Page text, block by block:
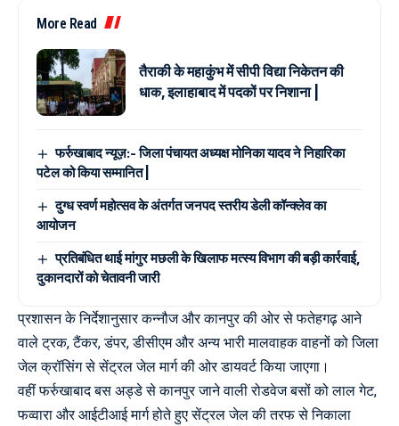
More Read
तैराकी के महाकुंभ में सीपी विद्या निकेतन की
धाक, इलाहाबाद में पदकों पर निशाना |
फर्रुखाबाद न्यूज़:- जिला पंचायत अध्यक्ष मोनिका यादव ने निहारिका
पटेल को किया सम्मानित |
दुग्ध स्वर्ण महोत्सव के अंतर्गत जनपद स्तरीय डेली कॉन्क्लेव का
आयोजन
प्रतिबंधित थाई मांगुर मछली के खिलाफ मत्स्य विभाग की बड़ी कार्रवाई,
दुकानदारों को चेतावनी जारी
प्रशासन के निर्देशानुसार कन्नौज और कानपुर की ओर से फतेहगढ़ आने
वाले ट्रक, टैंकर, डंपर, डीसीएम और अन्य भारी मालवाहक वाहनों को जिला
जेल क्रॉसिंग से सेंट्रल जेल मार्ग की ओर डायवर्ट किया जाएगा।
वहीं फर्रुखाबाद बस अड्डे से कानपुर जाने वाली रोडवेज बसों को लाल गेट,
फव्वारा और आईटीआई मार्ग होते हुए सेंट्रल जेल की तरफ से निकाला